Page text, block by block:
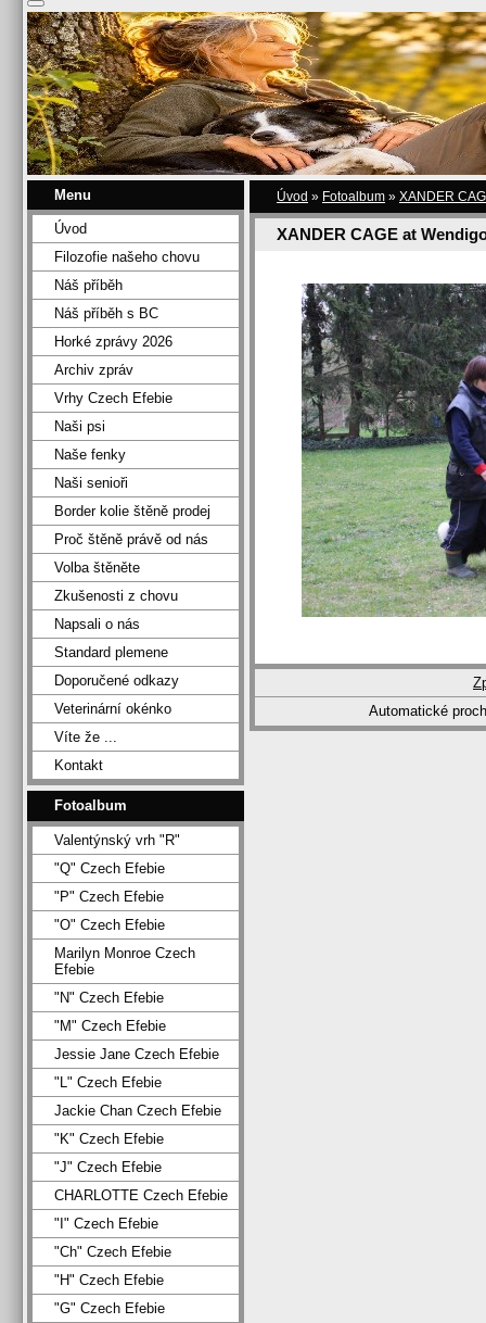
Úvod » Fotoalbum » XANDER
XANDER CAGE at
Automatické
Menu
Úvod
Filozofie našeho chovu
Náš příběh
Náš příběh s BC
Horké zprávy 2026
Archiv zpráv
Vrhy Czech Efebie
Naši psi
Naše fenky
Naši senioři
Border kolie štěně prodej
Proč štěně právě od nás
Volba štěněte
Zkušenosti z chovu
Napsali o nás
Standard plemene
Doporučené odkazy
Veterinární okénko
Víte že ...
Kontakt
Fotoalbum
Valentýnský vrh "R"
"Q" Czech Efebie
"P" Czech Efebie
"O" Czech Efebie
Marilyn Monroe Czech
Efebie
"N" Czech Efebie
"M" Czech Efebie
Jessie Jane Czech Efebie
"L" Czech Efebie
Jackie Chan Czech Efebie
"K" Czech Efebie
"J" Czech Efebie
CHARLOTTE Czech Efebie
"I" Czech Efebie
"Ch" Czech Efebie
"H" Czech Efebie
"G" Czech Efebie